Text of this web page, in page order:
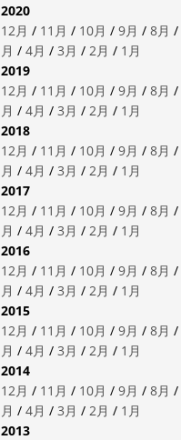
2020
12月 / 11月 / 10月 / 9月 / 8月 /
月 / 4月 / 3月 / 2月 / 1月
2019
12月 / 11月 / 10月 / 9月 / 8月 /
月 / 4月 / 3月 / 2月 / 1月
2018
12月 / 11月 / 10月 / 9月 / 8月 /
月 / 4月 / 3月 / 2月 / 1月
2017
12月 / 11月 / 10月 / 9月 / 8月 /
月 / 4月 / 3月 / 2月 / 1月
2016
12月 / 11月 / 10月 / 9月 / 8月 /
月 / 4月 / 3月 / 2月 / 1月
2015
12月 / 11月 / 10月 / 9月 / 8月 /
月 / 4月 / 3月 / 2月 / 1月
2014
12月 / 11月 / 10月 / 9月 / 8月 /
月 / 4月 / 3月 / 2月 / 1月
2013